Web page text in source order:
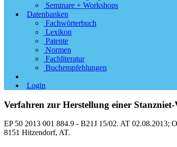
Seminare + Workshops
Datenbanken
Fachwörterbuch
Lexikon
Patente
Normen
Fachliteratur
Buchempfehlungen
Login
Verfahren zur Herstellung einer
EP 50 2013 001 884.9 - B21J 15/02. AT
8151 Hitzendorf, AT.